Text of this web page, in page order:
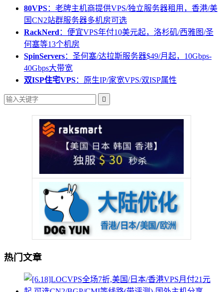
80VPS：老牌主机商提供VPS/独立服务器租用，香港/美
国CN2站群服务器多机房可选
RackNerd ：便宜VPS年付10美元起，洛杉矶/西雅图/圣
何塞等13个机房
SpinServers：圣何塞/达拉斯服务器$49/月起，10Gbps-
40Gbps大带宽
双ISP住宅VPS：原生IP/家宽VPS/双ISP属性

热门文章